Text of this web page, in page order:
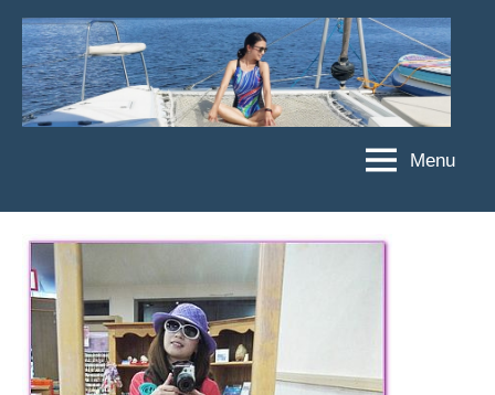
Skip
content
菲
亞
娃
JEFFIA
FANG
娃
粉
團、
主
Menu